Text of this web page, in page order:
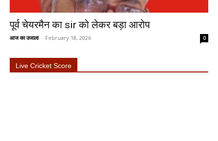
पूर्व चेयरमैन का sir को लेकर बड़ा आरोप
आज का उजाला - February 18, 2026 0
Live Cricket Score